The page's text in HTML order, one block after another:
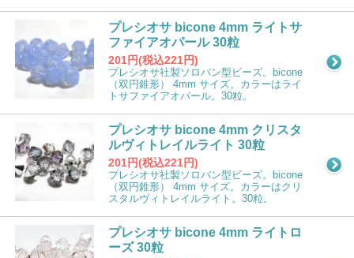
プレシオサ bicone 4mm ライトサ
ファイアオパール 30粒
201円(税込221円)
プレシオサ社製ソロバン型ビーズ。bicone
（双円錐形） 4mm サイズ。カラーはライ
トサファイアオパール。30粒。
プレシオサ bicone 4mm クリスタ
ルヴィトレイルライト 30粒
201円(税込221円)
プレシオサ社製ソロバン型ビーズ。bicone
（双円錐形） 4mm サイズ。カラーはクリ
スタルヴィトレイルライト。30粒。
プレシオサ bicone 4mm ライトロ
ーズ 30粒